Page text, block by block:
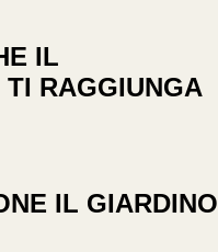
IL
TI RAGGIUNGA
IL GIARDINO